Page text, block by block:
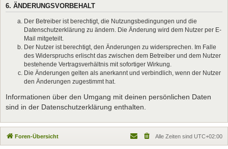
6. ÄNDERUNGSVORBEHALT
Der Betreiber ist berechtigt, die Nutzungsbedingungen und die
Datenschutzerklärung zu ändern. Die Änderung wird dem Nutzer per E-
Mail mitgeteilt.
Der Nutzer ist berechtigt, den Änderungen zu widersprechen. Im Falle
des Widerspruchs erlischt das zwischen dem Betreiber und dem Nutzer
bestehende Vertragsverhältnis mit sofortiger Wirkung.
Die Änderungen gelten als anerkannt und verbindlich, wenn der Nutzer
den Änderungen zugestimmt hat.
Informationen über den Umgang mit deinen persönlichen Daten
sind in der Datenschutzerklärung enthalten.
Foren-Übersicht Alle Zeiten sind UTC+02:00